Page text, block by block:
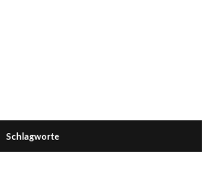
Schlagworte